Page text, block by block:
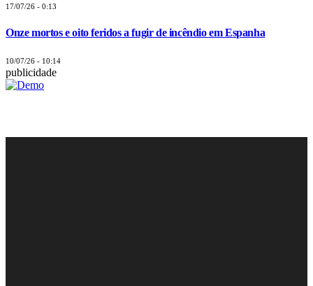
17/07/26 - 0:13
Onze mortos e oito feridos a fugir de incêndio em Espanha
10/07/26 - 10:14
publicidade